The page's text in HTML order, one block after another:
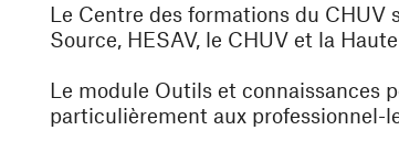
Le Centre des formations du CHUV
Source, HESAV, le CHUV et la
Le module Outils et connaissances
particulièrement aux professionnel-